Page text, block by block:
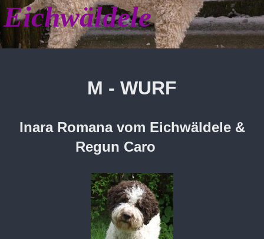
Eichwäldele
M - WURF
Inara Romana vom Eichwäldele &
Regun Caro